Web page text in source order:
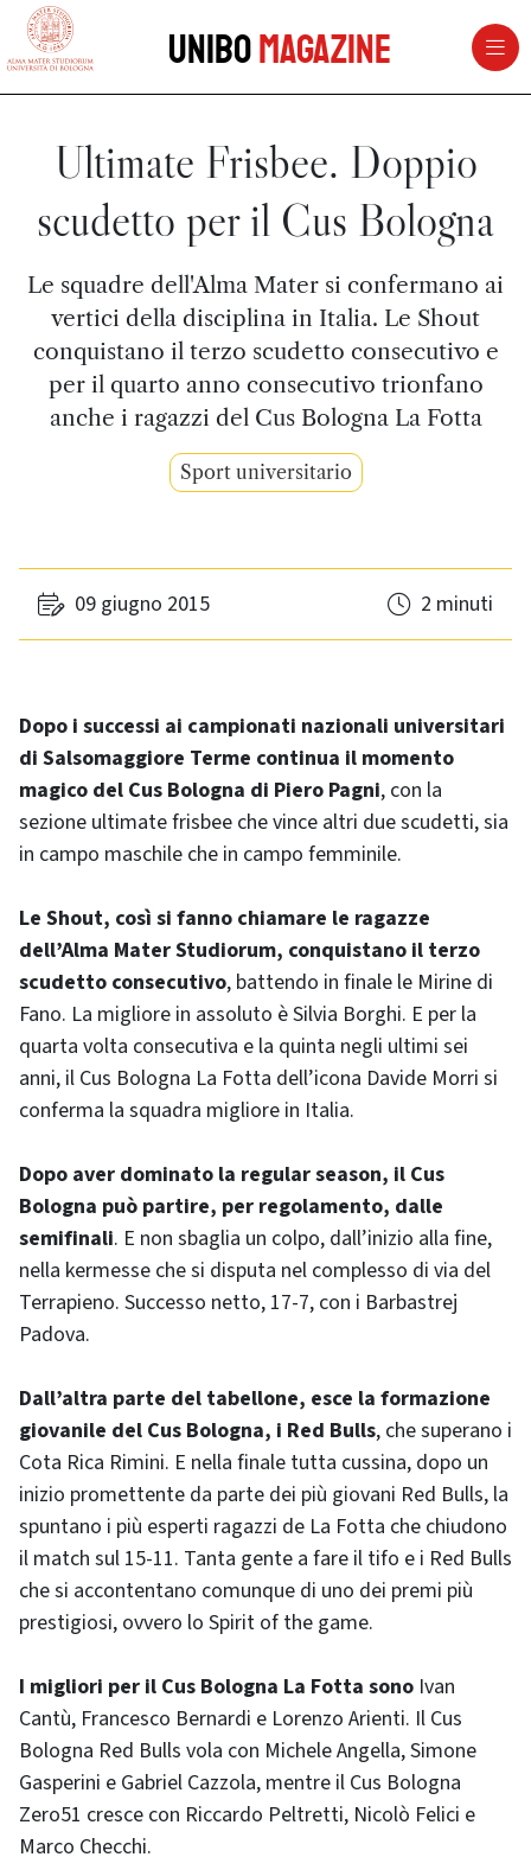
vai al contenuto della pagina
UniboMagazine
Ultimate Frisbee. Doppio
scudetto per il Cus Bologna
Le squadre dell'Alma Mater si confermano ai
vertici della disciplina in Italia. Le Shout
conquistano il terzo scudetto consecutivo e
per il quarto anno consecutivo trionfano
anche i ragazzi del Cus Bologna La Fotta
Sport universitario
09 giugno 2015 2 minuti
Dopo i successi ai campionati nazionali universitari
di Salsomaggiore Terme continua il momento
magico del Cus Bologna di Piero Pagni, con la
sezione ultimate frisbee che vince altri due scudetti, sia
in campo maschile che in campo femminile.
Le Shout, così si fanno chiamare le ragazze
dell’Alma Mater Studiorum, conquistano il terzo
scudetto consecutivo, battendo in finale le Mirine di
Fano. La migliore in assoluto è Silvia Borghi. E per la
quarta volta consecutiva e la quinta negli ultimi sei
anni, il Cus Bologna La Fotta dell’icona Davide Morri si
conferma la squadra migliore in Italia.
Dopo aver dominato la regular season, il Cus
Bologna può partire, per regolamento, dalle
semifinali. E non sbaglia un colpo, dall’inizio alla fine,
nella kermesse che si disputa nel complesso di via del
Terrapieno. Successo netto, 17-7, con i Barbastrej
Padova.
Dall’altra parte del tabellone, esce la formazione
giovanile del Cus Bologna, i Red Bulls, che superano i
Cota Rica Rimini. E nella finale tutta cussina, dopo un
inizio promettente da parte dei più giovani Red Bulls, la
spuntano i più esperti ragazzi de La Fotta che chiudono
il match sul 15-11. Tanta gente a fare il tifo e i Red Bulls
che si accontentano comunque di uno dei premi più
prestigiosi, ovvero lo Spirit of the game.
I migliori per il Cus Bologna La Fotta sono Ivan
Cantù, Francesco Bernardi e Lorenzo Arienti. Il Cus
Bologna Red Bulls vola con Michele Angella, Simone
Gasperini e Gabriel Cazzola, mentre il Cus Bologna
Zero51 cresce con Riccardo Peltretti, Nicolò Felici e
Marco Checchi.